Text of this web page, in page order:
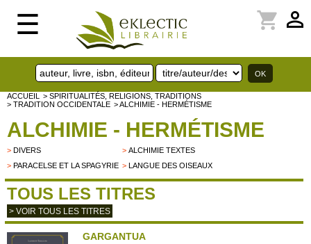
☰ perm_identity
shopping_cart
ACCUEIL
> SPIRITUALITÉS, RELIGIONS, TRADITIONS
> TRADITION OCCIDENTALE > ALCHIMIE - HERMÉTISME
ALCHIMIE - HERMÉTISME
> DIVERS >ALCHIMIE TEXTES
> PARACELSE ET LA SPAGYRIE >LANGUE DES OISEAUX
TOUS LES TITRES
> VOIR TOUS LES TITRES
GARGANTUA